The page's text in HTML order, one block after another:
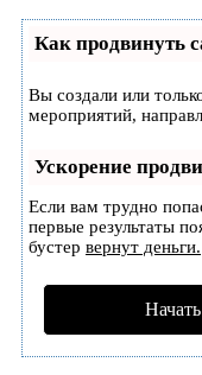
Как продвинуть
Вы создали или
мероприятий,
Ускорение
Если вам трудно
первые результаты
бустер вернут деньги.